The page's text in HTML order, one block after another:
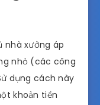
xưởng áp
nhỏ (các công
dụng cách này
khoản tiền